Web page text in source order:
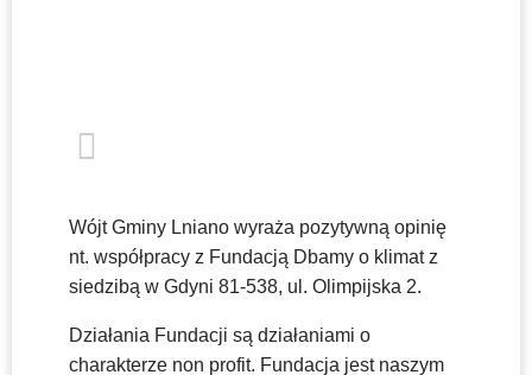
Wójt Gminy Lniano wyraża pozytywną opinię
nt. współpracy z Fundacją Dbamy o klimat z
siedzibą w Gdyni 81-538, ul. Olimpijska 2.
Działania Fundacji są działaniami o
charakterze non profit. Fundacja jest naszym